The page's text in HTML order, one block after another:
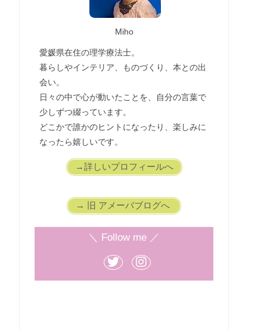
Miho
愛媛県在住の理学療法士。
暮らしやインテリア、ものづくり、本との出
会い。
日々の中で心が動いたことを、自分の言葉で
少しずつ綴っています。
どこかで誰かのヒントになったり、楽しみに
なったら嬉しいです。
→詳しいプロフィールへ
→ 旧 アメーバブログへ
＼ Follow me ／